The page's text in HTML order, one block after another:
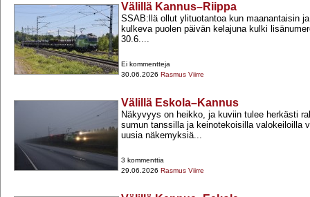
Välillä Kannus–Riippa
SSAB:llä ollut ylituotantoa kun maanantaisin
kulkeva puolen päivän kelajuna kulki
30.6....
Ei kommentteja
30.06.2026 Rasmus Viirre
Välillä Eskola–Kannus
Näkyvyys on heikko, ja kuviin tulee herkästi
sumun tanssilla ja keinotekoisilla valokeiloilla
uusia näkemyksiä...
3 kommenttia
29.06.2026 Rasmus Viirre